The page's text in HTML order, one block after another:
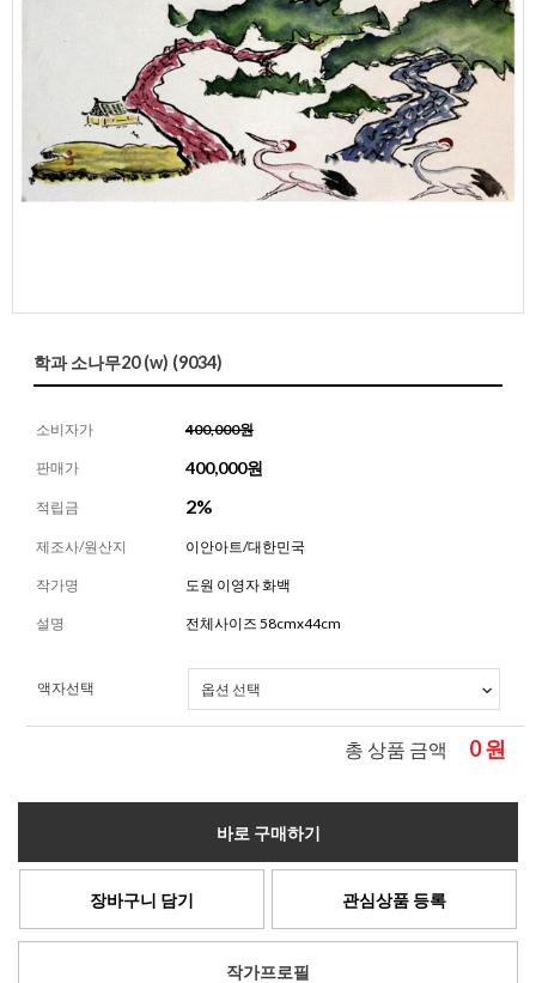
학과 소나무20 (w) (9034)
소비자가 400,000원
판매가 400,000원
적립금 2%
제조사/원산지 이안아트/대한민국
작가명 도원 이영자 화백
설명 전체사이즈 58cmx44cm
액자선택
총 상품 금액 0원
바로 구매하기
장바구니 담기 관심상품 등록
작가프로필